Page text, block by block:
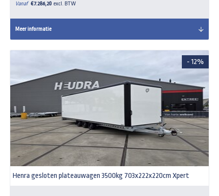
Vanaf € 7.286,20 excl. BTW
Meer informatie
- 12%
Henra gesloten plateauwagen 3500kg 703x222x220cm Xpert